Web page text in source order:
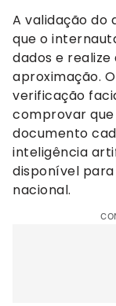
A validação do
que o
dados e
aproximação.
verificação
comprovar
documento
inteligência
disponível
nacional.